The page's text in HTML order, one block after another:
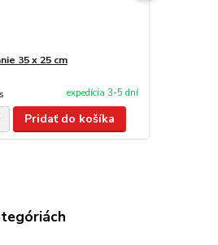
35 x 25 cm
expedícia 3-5 dní
Pridať do košíka